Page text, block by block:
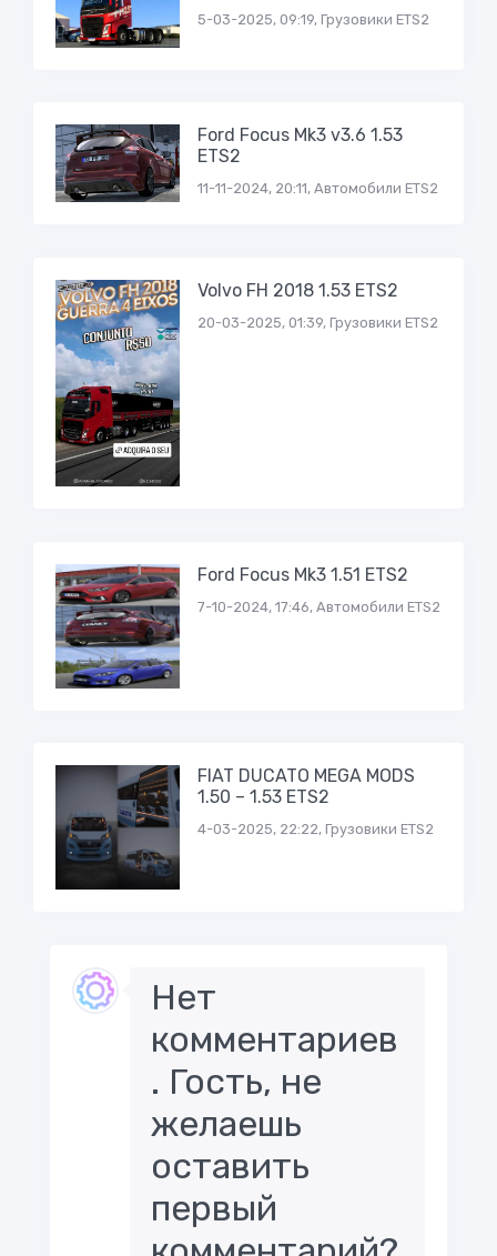
5-03-2025, 09:19, Грузовики ETS2
Ford Focus Mk3 v3.6 1.53
ETS2
11-11-2024, 20:11, Автомобили ETS2
Volvo FH 2018 1.53 ETS2
20-03-2025, 01:39, Грузовики ETS2
Ford Focus Mk3 1.51 ETS2
7-10-2024, 17:46, Автомобили ETS2
FIAT DUCATO MEGA MODS
1.50 – 1.53 ETS2
4-03-2025, 22:22, Грузовики ETS2
Нет
комментариев
. Гость, не
желаешь
оставить
первый